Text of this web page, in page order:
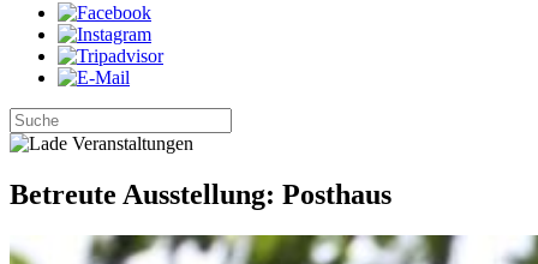
Betreute Ausstellung: Posthaus